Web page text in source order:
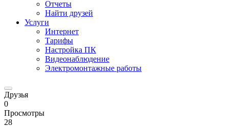
Отчеты
Найти друзей
Услуги
Интернет
Тарифы
Настройка ПК
Видеонаблюдение
Электромонтажные работы
Друзья
0
Просмотры
28